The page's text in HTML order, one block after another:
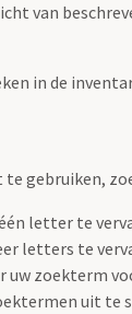
van
in de
gebruiken,
letter te
letters te
uw zoekterm
uit te